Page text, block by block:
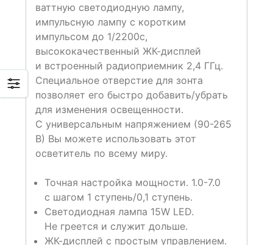
ваттную светодиодную лампу,
импульсную лампу с коротким
импульсом до 1/2200с,
высококачественный ЖК-дисплей
и встроенный радиоприемник 2,4 ГГц.
Специальное отверстие для зонта
позволяет его быстро добавить/убрать
для изменения освещенности.
С универсальным напряжением (90-265
В) Вы можете использовать этот
осветитель по всему миру.
Точная настройка мощности. 1.0-7.0
с шагом 1 ступень/0,1 ступень.
Светодиодная лампа 15W LED.
Не греется и служит дольше.
ЖК-дисплей с простым управлением.